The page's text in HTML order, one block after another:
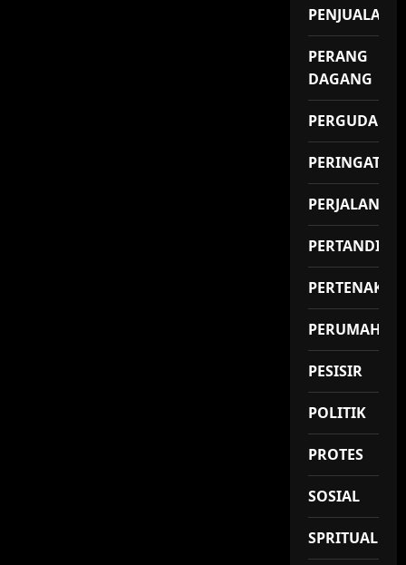
PENJUALAN
PERANG
DAGANG
PERINGATAN
PERJALANAN
PERTENAKAN
PERUMAHAN
PESISIR
POLITIK
PROTES
SOSIAL
SPRITUAL